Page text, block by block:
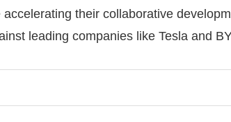
their collaborative
leading companies like Tesla and